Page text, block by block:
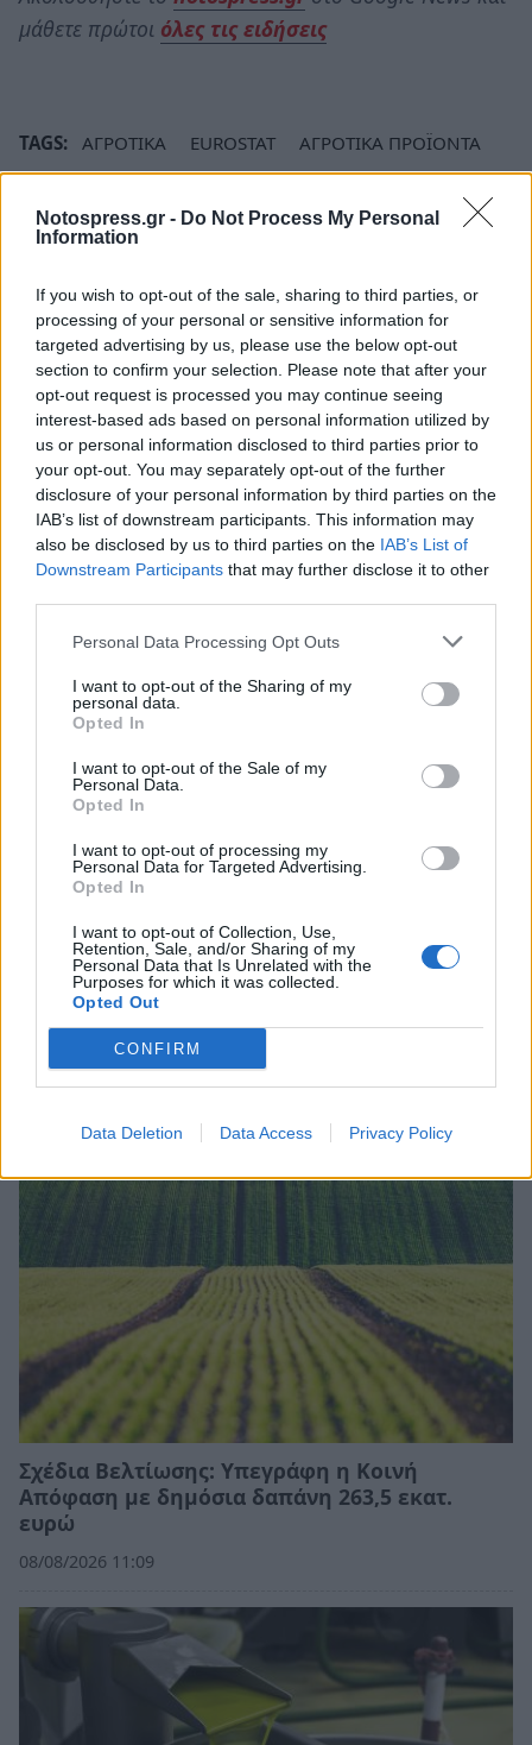
Notospress.gr - Do Not Process My Personal
Information
If you wish to opt-out of the sale, sharing to third parties, or
processing of your personal or sensitive information for
targeted advertising by us, please use the below opt-out
section to confirm your selection. Please note that after your
opt-out request is processed you may continue seeing
interest-based ads based on personal information utilized by
us or personal information disclosed to third parties prior to
your opt-out. You may separately opt-out of the further
disclosure of your personal information by third parties on the
IAB’s list of downstream participants. This information may
also be disclosed by us to third parties on the IAB’s List of
Downstream Participants that may further disclose it to other
Personal Data Processing Opt Outs
I want to opt-out of the Sharing of my
personal data.
Opted In
I want to opt-out of the Sale of my
Personal Data.
Opted In
I want to opt-out of processing my
Personal Data for Targeted Advertising.
Opted In
I want to opt-out of Collection, Use,
Retention, Sale, and/or Sharing of my
Personal Data that Is Unrelated with the
Purposes for which it was collected.
Opted Out
CONFIRM
Data Deletion Data Access Privacy Policy
μάθετε πρώτοι όλες τις ειδήσεις
TAGS: ΑΓΡΟΤΙΚΑ EUROSTAT
ΑΓΡΟΤΙΚΑ ΠΡΟΪΟΝΤΑ
ΕΞΑΓΩΓΕΣ
ΕΜΠΟΡΙΟ ΕΥΡΩΠΗ
Σχετικά Άρθρα
Σχέδια Βελτίωσης: Υπεγράφη η Κοινή
Απόφαση με δημόσια δαπάνη 263,5 εκατ.
ευρώ
08/08/2026 11:09